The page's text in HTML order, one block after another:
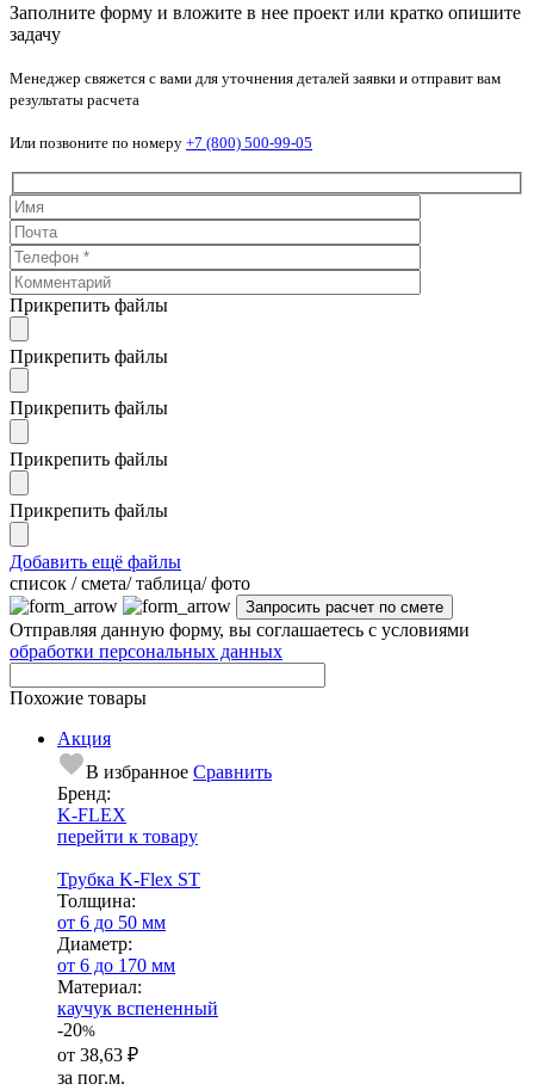
Заполните форму и вложите в нее проект или кратко опишите
задачу
Менеджер свяжется с вами для уточнения деталей заявки и отправит вам
результаты расчета
Или позвоните по номеру +7 (800) 500-99-05
Прикрепить файлы
Прикрепить файлы
Прикрепить файлы
Прикрепить файлы
Прикрепить файлы
Добавить ещё файлы
cписок / смета/ таблица/ фото
Отправляя данную форму, вы соглашаетесь с условиями
обработки персональных данных
Похожие товары
Акция
В избранное Сравнить
Бренд:
K-FLEX
перейти к товару
Трубка K-Flex ST
Тол­щи­на:
от 6 до 50 мм
Диаметр:
от 6 до 170 мм
Ма­­те­­ри­­ал:
каучук вспененный
-20%
от 38,63 ₽
за пог.м.